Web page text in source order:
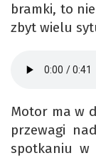
bramki, to
zbyt wielu
Motor ma w
przewagi
spotkaniu w